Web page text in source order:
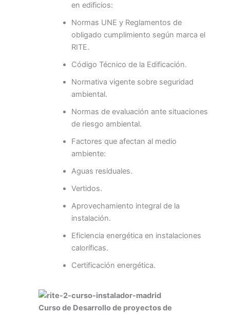
en edificios:
Normas UNE y Reglamentos de
obligado cumplimiento según marca el
RITE.
Código Técnico de la Edificación.
Normativa vigente sobre seguridad
ambiental.
Normas de evaluación ante situaciones
de riesgo ambiental.
Factores que afectan al medio
ambiente:
Aguas residuales.
Vertidos.
Aprovechamiento integral de la
instalación.
Eficiencia energética en instalaciones
caloríficas.
Certificación energética.
Curso de Desarrollo de proyectos de